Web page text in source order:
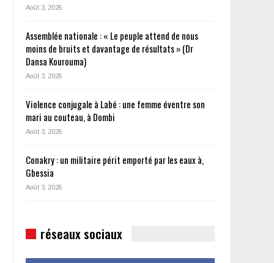
Août 3, 2026
Assemblée nationale : « Le peuple attend de nous
moins de bruits et davantage de résultats » (Dr
Dansa Kourouma)
Août 3, 2026
Violence conjugale à Labé : une femme éventre son
mari au couteau, à Dombi
Août 3, 2026
Conakry : un militaire périt emporté par les eaux à,
Gbessia
Août 3, 2026
réseaux sociaux